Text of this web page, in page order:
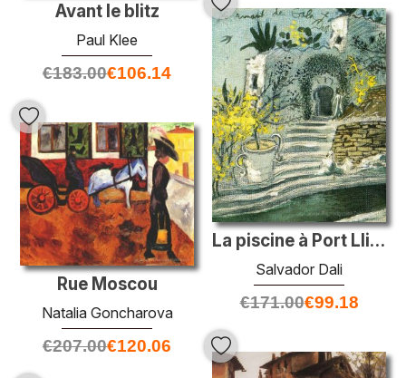
Avant le blitz
Paul Klee
€183.00€106.14
La piscine à Port Lligat
Salvador Dali
€171.00€99.18
Rue Moscou
Natalia Goncharova
€207.00€120.06